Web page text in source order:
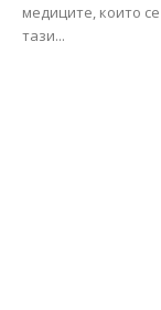
медиците, които
тази...